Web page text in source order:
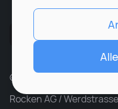
© ROCKEN 2026. All
Rocken AG /